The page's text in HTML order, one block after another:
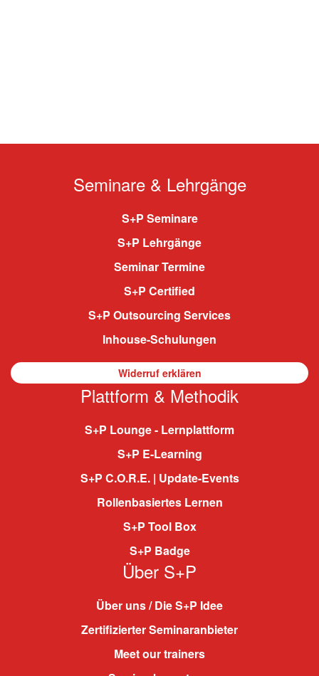
Seminare & Lehrgänge
S+P Seminare
S+P Lehrgänge
Seminar Termine
S+P Certified
S+P Outsourcing Services
Inhouse-Schulungen
Widerruf erklären
Plattform & Methodik
S+P Lounge - Lernplattform
S+P E-Learning
S+P C.O.R.E. | Update-Events
Rollenbasiertes Lernen
S+P Tool Box
S+P Badge
Über S+P
Über uns / Die S+P Idee
Zertifizierter Seminaranbieter
Meet our trainers